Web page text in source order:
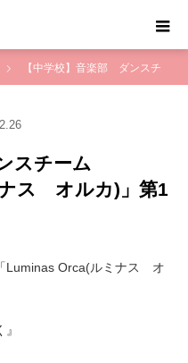
【中学校】音楽部 ダンスチ
スチーム
ス オルカ)」第1
Luminas Orca(ルミナス オ